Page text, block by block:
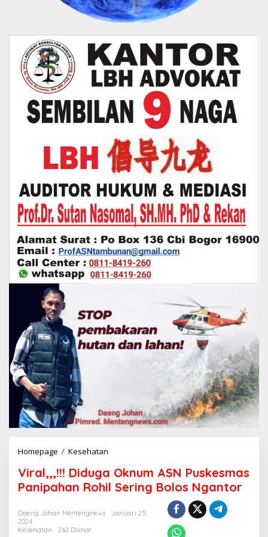
Homepage / Kesehatan
r
a
l
Viral,,,!!! Diduga Oknum ASN Puskesmas
Panipahan Rohil Sering Bolos Ngantor
Daeng Johan Mentengnews
Januari 25,
2024
Kesehatan
262 Dilihat